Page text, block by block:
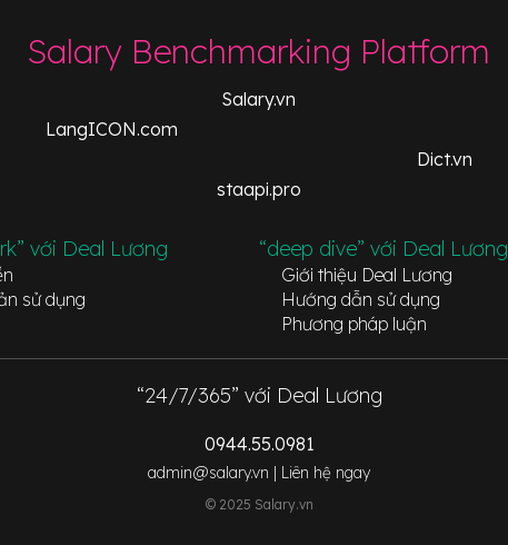
Salary Benchmarking Platform
Salary.vn
LangICON.com
Dict.vn
staapi.pro
với Deal Lương
sử dụng
“deep dive” với Deal Lương
Giới thiệu Deal Lương
Hướng dẫn sử dụng
Phương pháp luận
“24/7/365” với Deal Lương
0944.55.0981
admin@salary.vn | Liên hệ ngay
© 2025 Salary.vn